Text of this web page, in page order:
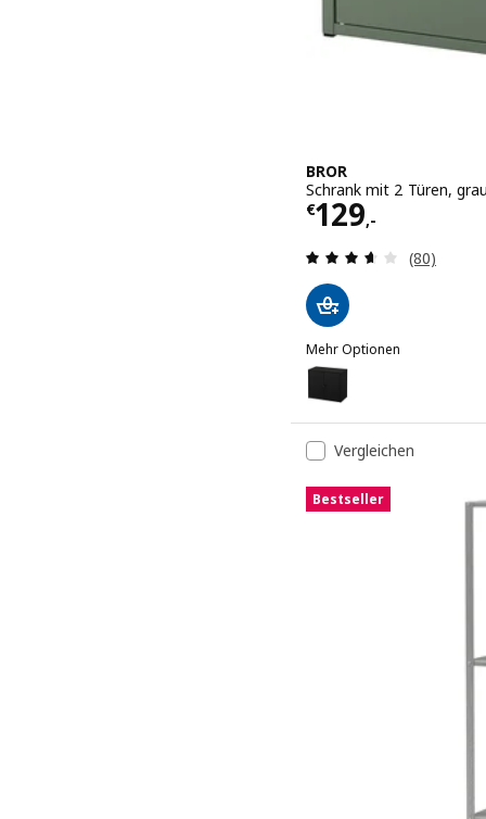
BROR
Schrank mit 2 Türen,
€129,-
Preis € 129,-
(80)
Mehr Optionen
BROR
Option: BROR, Schrank
Vergleichen
Bestseller